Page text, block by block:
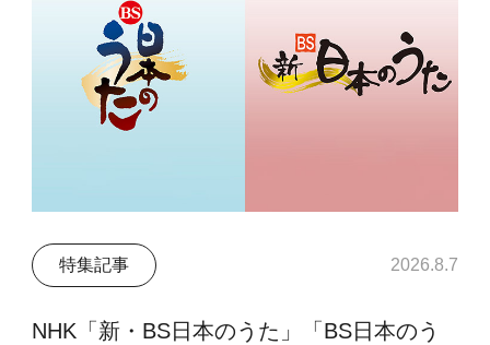
特集記事 2026.8.7
NHK「新・BS日本のうた」「BS日本のう